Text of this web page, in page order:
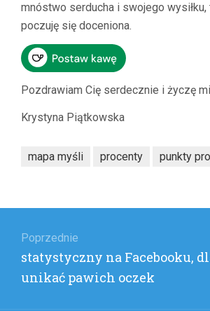
mnóstwo serducha i swojego
poczuję się doceniona.
Pozdrawiam Cię serdecznie i życzę
Krystyna Piątkowska
mapa myśli procenty punkty
wpisu
Poprzednie
Poprzedni
wpis:
statystyczny na Facebooku,
unikać pawich oczek